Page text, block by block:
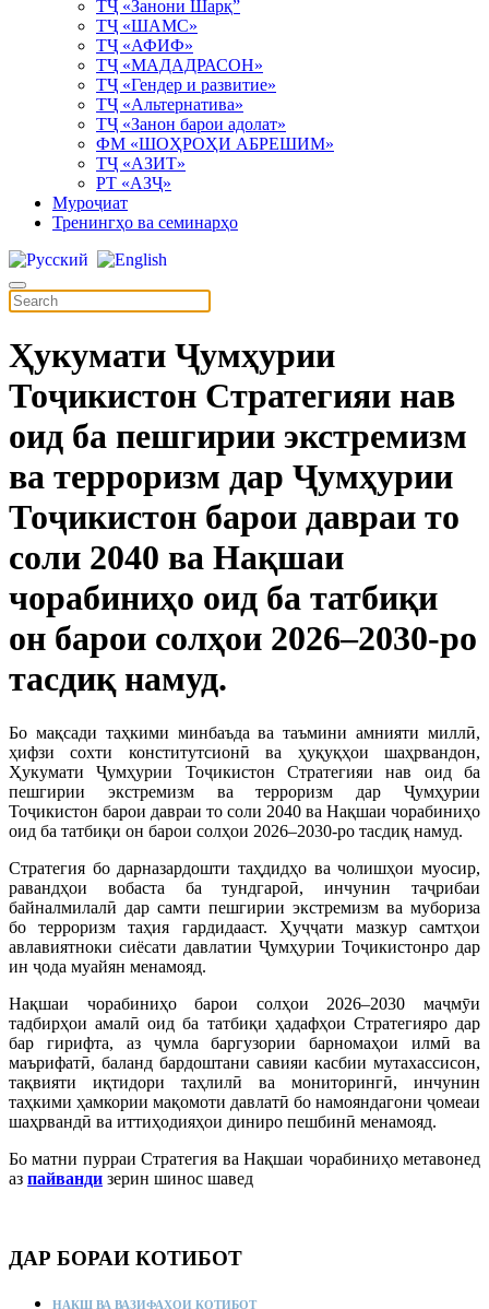
ТҶ «Занони Шарқ”
ТҶ «ШАМС»
ТҶ «АФИФ»
ТҶ «МАДАДРАСОН»
ТҶ «Гендер и развитие»
ТҶ «Альтернатива»
ТҶ «Занон барои адолат»
ФМ «ШОҲРОҲИ АБРЕШИМ»
ТҶ «АЗИТ»
РТ «АЗҶ»
Муроҷиат
Тренингҳо ва семинарҳо
Ҳукумати Ҷумҳурии
Тоҷикистон Стратегияи нав
оид ба пешгирии экстремизм
ва терроризм дар Ҷумҳурии
Тоҷикистон барои давраи то
соли 2040 ва Нақшаи
чорабиниҳо оид ба татбиқи
он барои солҳои 2026–2030-ро
тасдиқ намуд.
Бо мақсади таҳкими минбаъда ва таъмини амнияти миллӣ,
ҳифзи сохти конститутсионӣ ва ҳуқуқҳои шаҳрвандон,
Ҳукумати Ҷумҳурии Тоҷикистон Стратегияи нав оид ба
пешгирии экстремизм ва терроризм дар Ҷумҳурии
Тоҷикистон барои давраи то соли 2040 ва Нақшаи чорабиниҳо
оид ба татбиқи он барои солҳои 2026–2030-ро тасдиқ намуд.
Стратегия бо дарназардошти таҳдидҳо ва чолишҳои муосир,
равандҳои вобаста ба тундгароӣ, инчунин таҷрибаи
байналмилалӣ дар самти пешгирии экстремизм ва мубориза
бо терроризм таҳия гардидааст. Ҳуҷҷати мазкур самтҳои
авлавиятноки сиёсати давлатии Ҷумҳурии Тоҷикистонро дар
ин ҷода муайян менамояд.
Нақшаи чорабиниҳо барои солҳои 2026–2030 маҷмӯи
тадбирҳои амалӣ оид ба татбиқи ҳадафҳои Стратегияро дар
бар гирифта, аз ҷумла баргузории барномаҳои илмӣ ва
маърифатӣ, баланд бардоштани савияи касбии мутахассисон,
тақвияти иқтидори таҳлилӣ ва мониторингӣ, инчунин
таҳкими ҳамкории мақомоти давлатӣ бо намояндагони ҷомеаи
шаҳрвандӣ ва иттиҳодияҳои диниро пешбинӣ менамояд.
Бо матни пурраи Стратегия ва Нақшаи чорабиниҳо метавонед
аз пайванди зерин шинос шавед
ДАР БОРАИ КОТИБОТ
НАҚШ ВА ВАЗИФАҲОИ КОТИБОТ